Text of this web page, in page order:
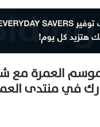
العمرة مع